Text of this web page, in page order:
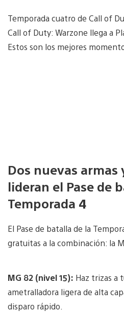
Temporada cuatro de Call of
Call of Duty: Warzone llega a
Estos son los mejores
Dos nuevas armas
lideran el Pase de
Temporada 4
El Pase de batalla de la
gratuitas a la combinación: la
MG 82 (nivel 15): Haz trizas a
ametralladora ligera de alta
disparo rápido.